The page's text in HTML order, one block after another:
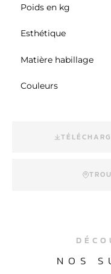
Poids en kg
Esthétique
Matière habillage
Couleurs
NOS